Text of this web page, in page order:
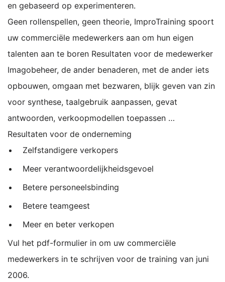
en gebaseerd op experimenteren.
Geen rollenspellen, geen theorie, ImproTraining spoort
uw commerciële medewerkers aan om hun eigen
talenten aan te boren Resultaten voor de medewerker
Imagobeheer, de ander benaderen, met de ander iets
opbouwen, omgaan met bezwaren, blijk geven van zin
voor synthese, taalgebruik aanpassen, gevat
antwoorden, verkoopmodellen toepassen …
Resultaten voor de onderneming
Zelfstandigere verkopers
Meer verantwoordelijkheidsgevoel
Betere personeelsbinding
Betere teamgeest
Meer en beter verkopen
Vul het pdf-formulier in om uw commerciële
medewerkers in te schrijven voor de training van juni
2006.